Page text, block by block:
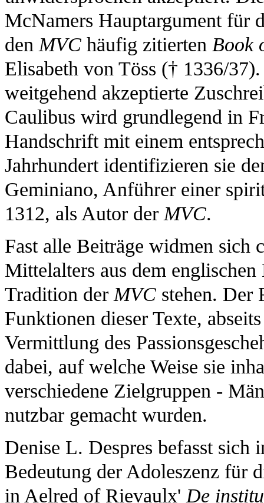
McNamers Hauptargument für
den MVC häufig zitierten Book
Elisabeth von Töss († 1336/
weitgehend akzeptierte
Caulibus wird grundlegend in
Handschrift mit einem
Jahrhundert identifizieren sie
Geminiano, Anführer einer
1312, als Autor der MVC.
Fast alle Beiträge widmen sich
Mittelalters aus dem
Tradition der MVC stehen. Der
Funktionen dieser Texte,
Vermittlung des
dabei, auf welche Weise sie
verschiedene Zielgruppen -
nutzbar gemacht wurden.
Denise L. Despres befasst
Bedeutung der Adoleszenz für
in Aelred of Rievaulx' De